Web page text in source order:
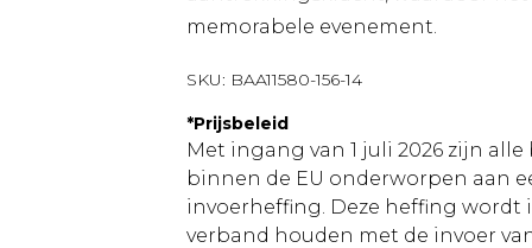
memorabele evenement.
SKU: BAA11580-156-14
*Prijsbeleid
Met ingang van 1 juli 2026 zijn
binnen de EU onderworpen aan
invoerheffing. Deze heffing
verband houden met de invoer